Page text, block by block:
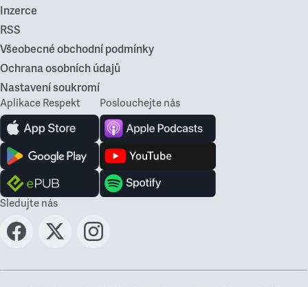
Inzerce
RSS
Všeobecné obchodní podmínky
Ochrana osobních údajů
Nastavení soukromí
Aplikace Respekt Poslouchejte nás
Sledujte nás